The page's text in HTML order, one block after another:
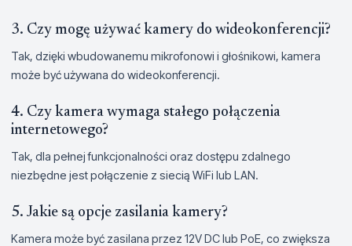
3. Czy mogę używać kamery do wideokonferencji?
Tak, dzięki wbudowanemu mikrofonowi i głośnikowi, kamera
może być używana do wideokonferencji.
4. Czy kamera wymaga stałego połączenia
internetowego?
Tak, dla pełnej funkcjonalności oraz dostępu zdalnego
niezbędne jest połączenie z siecią WiFi lub LAN.
5. Jakie są opcje zasilania kamery?
Kamera może być zasilana przez 12V DC lub PoE, co zwiększa